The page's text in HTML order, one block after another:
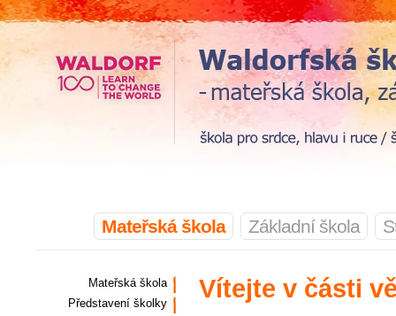
Mateřská škola Základní škola
Mateřská škola
Představení školky
Vítejte v části